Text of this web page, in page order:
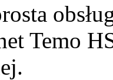
Temo